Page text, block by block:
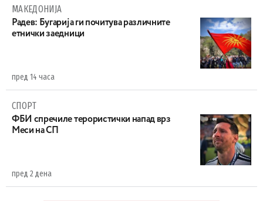
МАКЕДОНИЈА
Радев: Бугарија ги почитува различните
етнички заедници
пред 14 часа
СПОРТ
ФБИ спречиле терористички напад врз
Меси на СП
пред 2 дена